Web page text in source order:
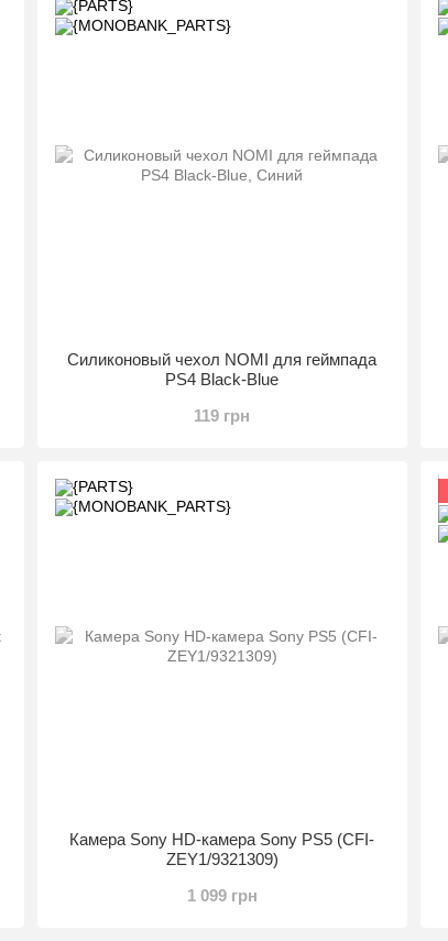
Силиконовый чехол NOMI для геймпада
PS4 Black-Blue
119 грн
Камера Sony HD-камера Sony PS5 (CFI-
ZEY1/9321309)
1 099 грн